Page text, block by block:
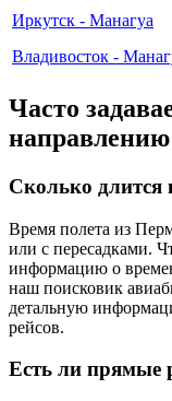
Иркутск - Манагуа
Владивосток -
Часто
Сколько длится
Время полета из
или с пересадками.
информацию о
наш поисковик
детальную
рейсов.
Есть ли прямые